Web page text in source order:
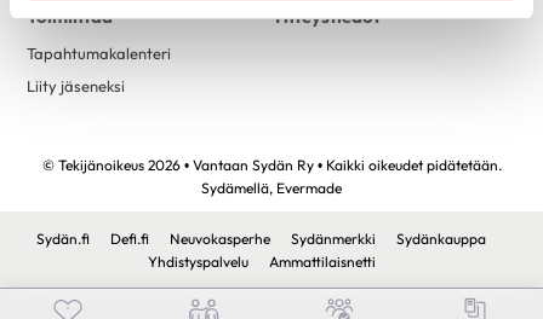
Toimintaa
Tapahtumakalenteri
Liity jäseneksi
Yhteystiedot
© Tekijänoikeus 2026 • Vantaan Sydän Ry • Kaikki oikeudet pidätetään.
Sydämellä, Evermade
Sydän.fi Defi.fi Neuvokasperhe Sydänmerkki
Sydänkauppa
Yhdistyspalvelu
Ammattilaisnetti